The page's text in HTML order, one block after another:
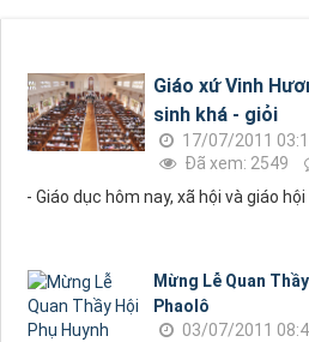
Giáo xứ Vinh
sinh khá - giỏi
17/07/2011
Đã xem: 2549
- Giáo dục hôm nay, xã hội và giáo
Mừng Lễ Quan
Phaolô
03/07/2011